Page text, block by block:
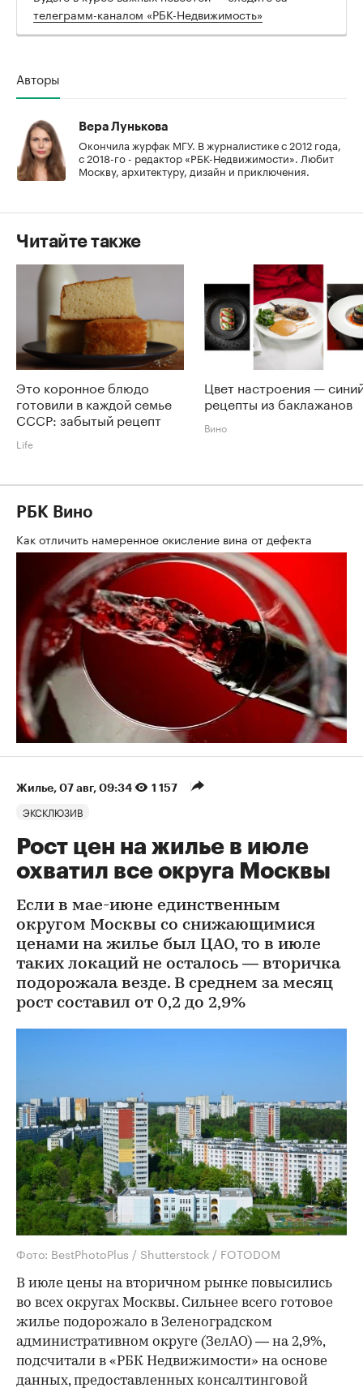
телеграмм-каналом «РБК-Недвижимость»
Авторы
Вера Лунькова
Окончила журфак МГУ. В журналистике с 2012 года,
с 2018-го - редактор «РБК-Недвижимости». Любит
Москву, архитектуру, дизайн и приключения.
Читайте также
Это коронное блюдо
готовили в каждой семье
СССР: забытый рецепт
Life
Цвет настроения —
рецепты из баклажанов
Вино
РБК Вино
Как отличить намеренное окисление вина от дефекта
Жилье⁠, 07 авг, 09:34 1 157
ЭКСКЛЮЗИВ
Рост цен на жилье в июле
охватил все округа Москвы
Если в мае-июне единственным
округом Москвы со снижающимися
ценами на жилье был ЦАО, то в июле
таких локаций не осталось — вторичка
подорожала везде. В среднем за месяц
рост составил от 0,2 до 2,9%
Фото: BestPhotoPlus / Shutterstock / FOTODOM
В июле цены на вторичном рынке повысились
во всех округах Москвы. Сильнее всего готовое
жилье подорожало в Зеленоградском
административном округе (ЗелАО) — на 2,9%,
подсчитали в «РБК Недвижимости» на основе
данных, предоставленных консалтинговой